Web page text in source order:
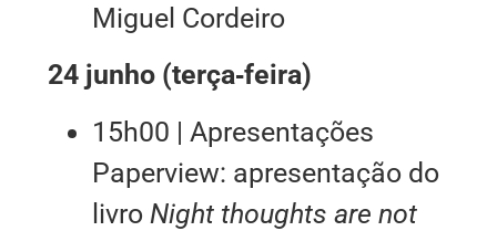
Miguel Cordeiro
24 junho (terça‑feira)
15h00 | Apresentações
Paperview: apresentação do
livro Night thoughts are not